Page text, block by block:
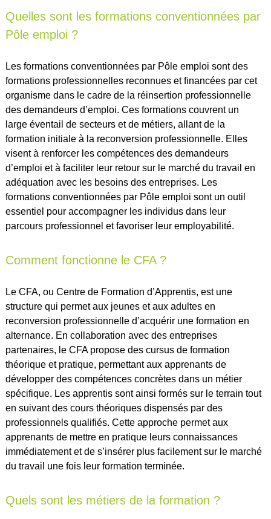
Quelles sont les formations conventionnées par
Pôle emploi ?
Les formations conventionnées par Pôle emploi sont des
formations professionnelles reconnues et financées par cet
organisme dans le cadre de la réinsertion professionnelle
des demandeurs d’emploi. Ces formations couvrent un
large éventail de secteurs et de métiers, allant de la
formation initiale à la reconversion professionnelle. Elles
visent à renforcer les compétences des demandeurs
d’emploi et à faciliter leur retour sur le marché du travail en
adéquation avec les besoins des entreprises. Les
formations conventionnées par Pôle emploi sont un outil
essentiel pour accompagner les individus dans leur
parcours professionnel et favoriser leur employabilité.
Comment fonctionne le CFA ?
Le CFA, ou Centre de Formation d’Apprentis, est une
structure qui permet aux jeunes et aux adultes en
reconversion professionnelle d’acquérir une formation en
alternance. En collaboration avec des entreprises
partenaires, le CFA propose des cursus de formation
théorique et pratique, permettant aux apprenants de
développer des compétences concrètes dans un métier
spécifique. Les apprentis sont ainsi formés sur le terrain tout
en suivant des cours théoriques dispensés par des
professionnels qualifiés. Cette approche permet aux
apprenants de mettre en pratique leurs connaissances
immédiatement et de s’insérer plus facilement sur le marché
du travail une fois leur formation terminée.
Quels sont les métiers de la formation ?